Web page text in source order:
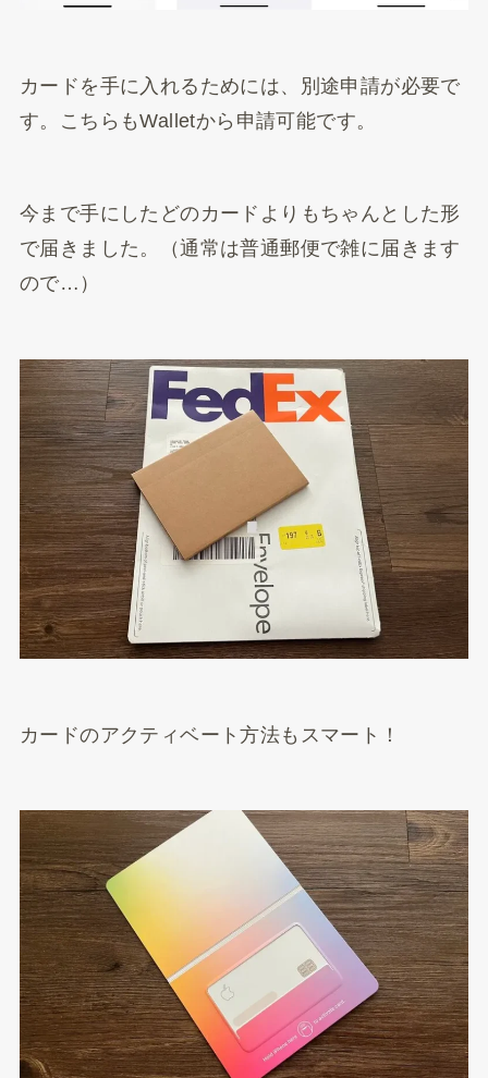
カードを手に入れるためには、別途申請が必要で
す。こちらもWalletから申請可能です。
今まで手にしたどのカードよりもちゃんとした形
で届きました。（通常は普通郵便で雑に届きます
ので…）
カードのアクティベート方法もスマート！